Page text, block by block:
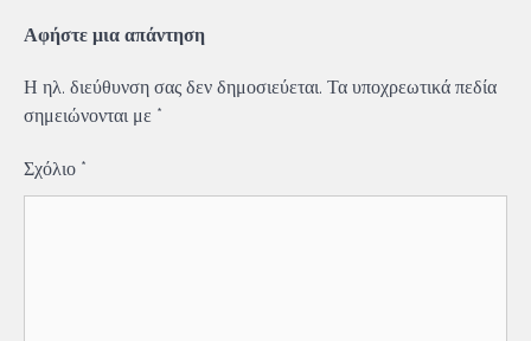
Αφήστε μια απάντηση
Η ηλ. διεύθυνση σας δεν δημοσιεύεται. Τα υποχρεωτικά πεδία
σημειώνονται με *
Σχόλιο *